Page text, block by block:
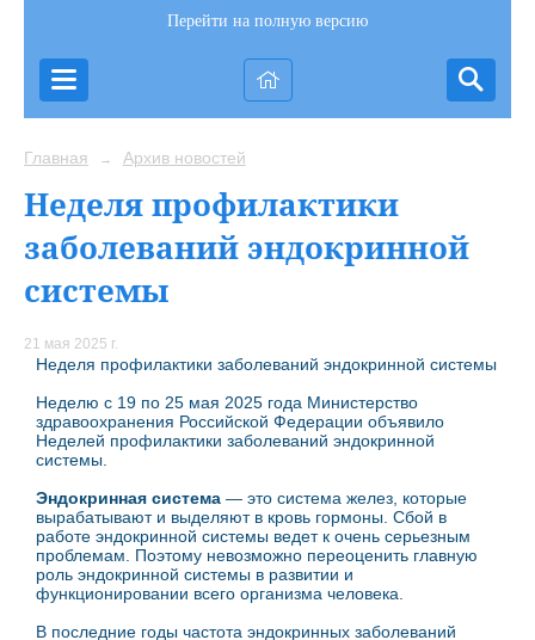
Перейти на полную версию
Главная → Архив новостей
Неделя профилактики
заболеваний эндокринной
системы
21 мая 2025 г.
Неделя профилактики заболеваний эндокринной системы
Неделю с 19 по 25 мая 2025 года Министерство
здравоохранения Российской Федерации объявило
Неделей профилактики заболеваний эндокринной
системы.
Эндокринная система — это система желез, которые
вырабатывают и выделяют в кровь гормоны. Сбой в
работе эндокринной системы ведет к очень серьезным
проблемам. Поэтому невозможно переоценить главную
роль эндокринной системы в развитии и
функционировании всего организма человека.
В последние годы частота эндокринных заболеваний